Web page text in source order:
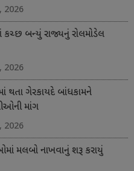
2026
કચ્છ બન્યું રાજ્યનું રોલમોડેલ
2026
થતા ગેરકાયદે બાંધકામને
માંગ
2026
મલબો નાખવાનું શરૂ કરાયું